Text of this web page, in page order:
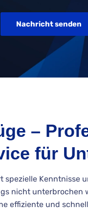
Nachricht senden
–
für
spezielle Kenntnisse
nicht unterbrochen
effiziente und